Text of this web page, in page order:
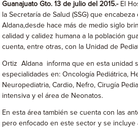
Guanajuato Gto. 13 de julio del 2015.- El
la Secretaría de Salud (SSG) que
Aldana,desde hace más de medio siglo
calidad y calidez humana a la población
cuenta, entre otras, con la Unidad de
Ortiz Aldana informa que en esta unidad
especialidades en: Oncología Pediátrica,
Neuropediatria, Cardio, Nefro, Cirugía
intensiva y el área de Neonatos.
En esta área también se cuenta con las
pero enfocado en este sector y se incluye